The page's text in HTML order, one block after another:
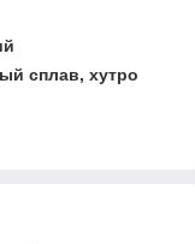
сплав, хутро